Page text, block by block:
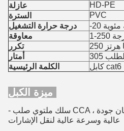
عازلة
HD-PE
السترة
PVC
درجة حرارة التشغيل
معاوقة
تكرر
هرتز
أمتار
الكلمة الرئيسية
- سلك ملتوي صلب CCA ، مظهر بسيط ومكرر.ضمان جودة
عالية وسرعة عالية لنقل الإشارات